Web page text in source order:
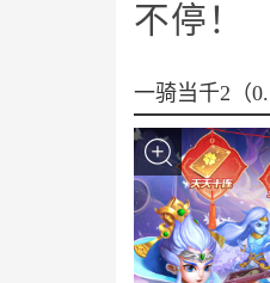
不停！
一骑当千2（